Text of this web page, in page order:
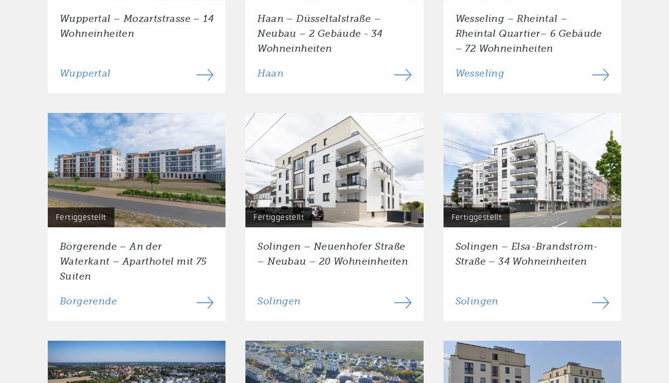
Wuppertal – Mozartstrasse – 14
Wohneinheiten
Wuppertal
Haan – Düsseltalstraße –
Neubau – 2 Gebäude - 34
Wohneinheiten
Haan
Wesseling – Rheintal –
Rheintal Quartier– 6 Gebäude
– 72 Wohneinheiten
Wesseling
Fertiggestellt
Börgerende – An der
Waterkant – Aparthotel mit 75
Suiten
Börgerende
Fertiggestellt
Solingen – Neuenhofer Straße
– Neubau – 20 Wohneinheiten
Solingen
Fertiggestellt
Solingen – Elsa-Brandström-
Straße – 34 Wohneinheiten
Solingen